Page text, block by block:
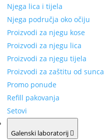
Njega lica i tijela
Njega područja oko očiju
Proizvodi za njegu kose
Proizvodi za njegu lica
Proizvodi za njegu tijela
Proizvodi za zaštitu od sunca
Promo ponude
Refill pakovanja
Setovi
Galenski laboratorij